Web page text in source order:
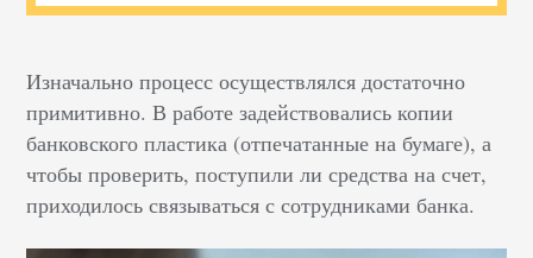
Изначально процесс осуществлялся достаточно
примитивно. В работе задействовались копии
банковского пластика (отпечатанные на бумаге), а
чтобы проверить, поступили ли средства на счет,
приходилось связываться с сотрудниками банка.